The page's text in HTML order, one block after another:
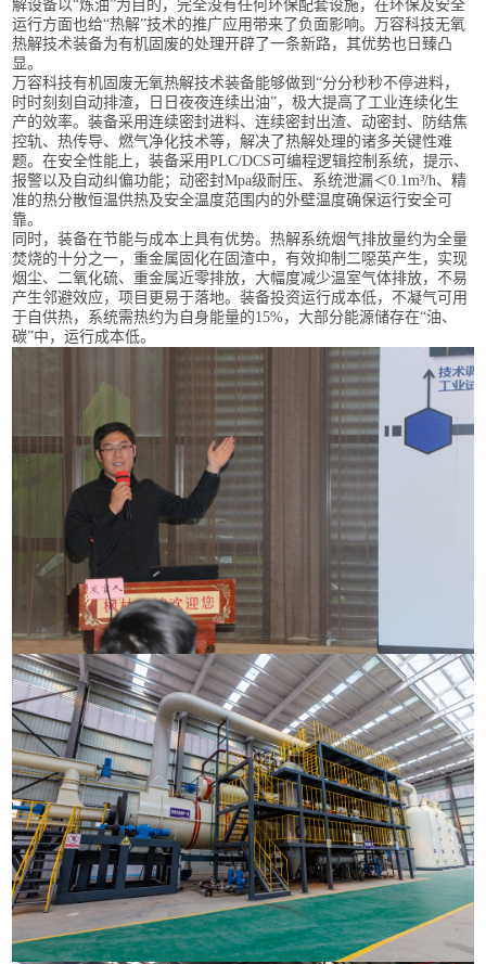
解设备以“炼油”为目的，完全没有任何环保配套设施，在环保及安全
运行方面也给“热解”技术的推广应用带来了负面影响。万容科技无氧
热解技术装备为有机固废的处理开辟了一条新路，其优势也日臻凸
显。
万容科技有机固废无氧热解技术装备能够做到“分分秒秒不停进料，
时时刻刻自动排渣，日日夜夜连续出油”，极大提高了工业连续化生
产的效率。装备采用连续密封进料、连续密封出渣、动密封、防结焦
控轨、热传导、燃气净化技术等，解决了热解处理的诸多关键性难
题。在安全性能上，装备采用PLC/DCS可编程逻辑控制系统，提示、
报警以及自动纠偏功能；动密封Mpa级耐压、系统泄漏＜0.1m³/h、精
准的热分散恒温供热及安全温度范围内的外壁温度确保运行安全可
靠。
同时，装备在节能与成本上具有优势。热解系统烟气排放量约为全量
焚烧的十分之一，重金属固化在固渣中，有效抑制二噁英产生，实现
烟尘、二氧化硫、重金属近零排放，大幅度减少温室气体排放，不易
产生邻避效应，项目更易于落地。装备投资运行成本低，不凝气可用
于自供热，系统需热约为自身能量的15%，大部分能源储存在“油、
碳”中，运行成本低。